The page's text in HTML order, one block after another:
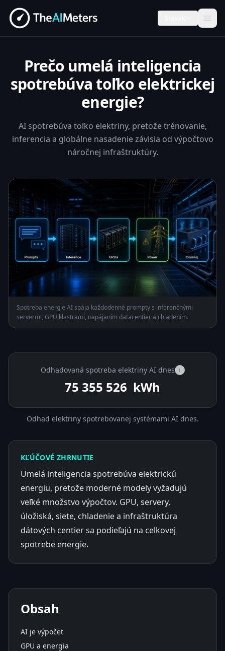
Prečo umelá inteligencia
spotrebúva toľko elektrickej
energie?
AI spotrebúva toľko elektriny, pretože trénovanie,
inferencia a globálne nasadenie závisia od výpočtovo
náročnej infraštruktúry.
Spotreba energie AI spája každodenné prompty s inferenčnými
servermi, GPU klastrami, napájaním datacentier a chladením.
Odhadovaná spotreba elektriny AI dnes i
75 356 985 kWh
Odhad elektriny spotrebovanej systémami AI dnes.
KĽÚČOVÉ ZHRNUTIE
Umelá inteligencia spotrebúva elektrickú
energiu, pretože moderné modely vyžadujú
veľké množstvo výpočtov. GPU, servery,
úložiská, siete, chladenie a infraštruktúra
dátových centier sa podieľajú na celkovej
spotrebe energie.
Obsah
AI je výpočet
GPU a energia